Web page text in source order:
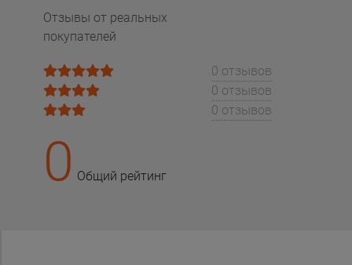
Отзывы от реальных
покупателей
0 отзывов
0 отзывов
0 отзывов
0 Общий рейтинг